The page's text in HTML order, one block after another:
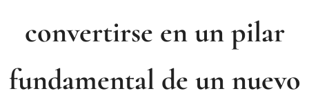
convertirse en un pilar
fundamental de un nuevo